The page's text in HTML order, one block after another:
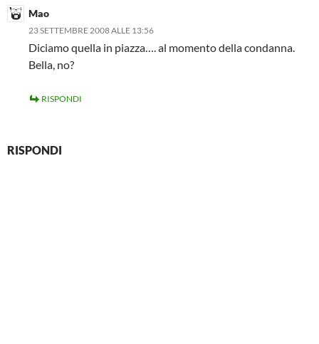
Mao
23 SETTEMBRE 2008 ALLE 13:56
Diciamo quella in piazza…. al momento della condanna.
Bella, no?
RISPONDI
RISPONDI